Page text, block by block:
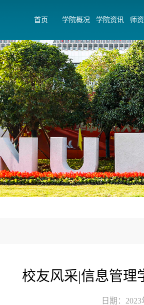
首页 学院概况 学院资讯 师
校友风采|信息管理
日期：